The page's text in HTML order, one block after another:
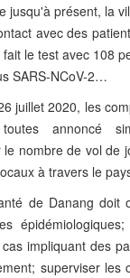
jusqu'à présent, la
avec des
le test avec 108
SARS-NCoV-2…
juillet 2020, les
annoncé
nombre de vol de
à travers le
de Danang doit
impliquant des
superviser les